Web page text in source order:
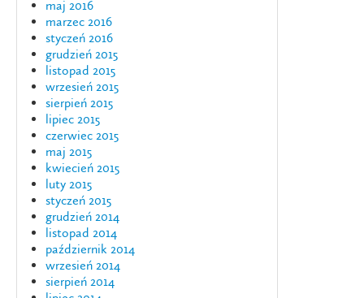
maj 2016
marzec 2016
styczeń 2016
grudzień 2015
listopad 2015
wrzesień 2015
sierpień 2015
lipiec 2015
czerwiec 2015
maj 2015
kwiecień 2015
luty 2015
styczeń 2015
grudzień 2014
listopad 2014
październik 2014
wrzesień 2014
sierpień 2014